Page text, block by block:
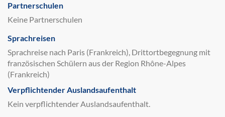
Partnerschulen
Keine Partnerschulen
Sprachreisen
Sprachreise nach Paris (Frankreich), Drittortbegegnung mit
französischen Schülern aus der Region Rhône-Alpes
(Frankreich)
Verpflichtender Auslandsaufenthalt
Kein verpflichtender Auslandsaufenthalt.